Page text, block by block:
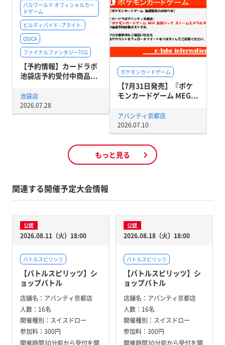
パルワールド オフィシャルカー
ドゲーム
ビルディバイド -ブライト-
OSICA
ファイナルファンタジーTCG
【予約情報】カードラボ
池袋店予約受付中商品...
池袋店
2026.07.28
ポケモンカードゲーム
【7月31日発売】『ポケ
モンカードゲーム MEG...
アバンティ京都店
2026.07.10
もっと見る
関連する開催予定大会情報
公認
2026.08.11（火）18:00
バトルスピリッツ
【バトルスピリッツ】シ
ョップバトル
店舗名： アバンティ京都店
人数： 16名
開催種別： スイスドロー
参加料： 300円
開催時間30分前から受付を開
公認
2026.08.18（火）18:00
バトルスピリッツ
【バトルスピリッツ】シ
ョップバトル
店舗名： アバンティ京都店
人数： 16名
開催種別： スイスドロー
参加料： 300円
開催時間30分前から受付を開